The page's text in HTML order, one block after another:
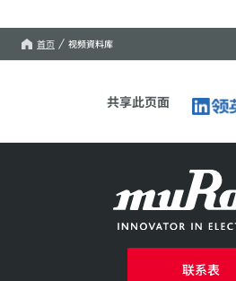
首页 视频資料库
共享此页面
联系表